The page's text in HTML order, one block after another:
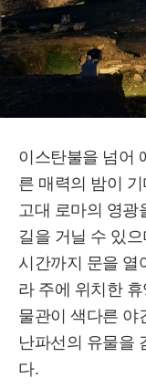
이스탄불을 넘어
른 매력의 밤이
고대 로마의 영광
길을 거닐 수 있
시간까지 문을 열
라 주에 위치한
물관이 색다른 야
난파선의 유물을
다.